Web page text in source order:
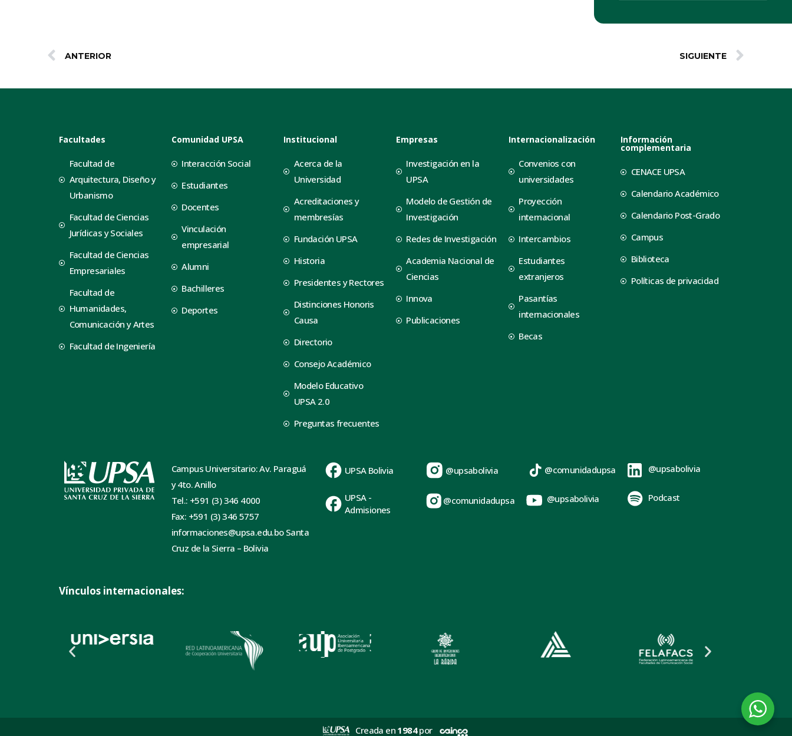
ANTERIOR SIGUIENTE
Facultades
Facultad de
Arquitectura, Diseño y
Urbanismo
Facultad de Ciencias
Jurídicas y Sociales
Facultad de Ciencias
Empresariales
Facultad de
Humanidades,
Comunicación y Artes
Facultad de Ingeniería
Comunidad UPSA
Interacción Social
Estudiantes
Docentes
Vinculación
empresarial
Alumni
Bachilleres
Deportes
Institucional
Acerca de la
Universidad
Acreditaciones y
membresías
Fundación UPSA
Historia
Presidentes y Rectores
Distinciones Honoris
Causa
Directorio
Consejo Académico
Modelo Educativo
UPSA 2.0
Preguntas frecuentes
Empresas
Investigación en la
UPSA
Modelo de Gestión de
Investigación
Redes de Investigación
Academia Nacional de
Ciencias
Innova
Publicaciones
Internacionalización
Convenios con
universidades
Proyección
internacional
Intercambios
Estudiantes
extranjeros
Pasantías
internacionales
Becas
Información
complementaria
CENACE UPSA
Calendario Académico
Calendario Post-Grado
Campus
Biblioteca
Políticas de privacidad
Campus Universitario: Av. Paraguá
y 4to. Anillo
Tel.: +591 (3) 346 4000
Fax: +591 (3) 346 5757
informaciones@upsa.edu.bo Santa
Cruz de la Sierra – Bolivia
UPSA Bolivia
UPSA -
Admisiones
@upsabolivia
@comunidadupsa
@comunidadupsa
@upsabolivia
@upsabolivia
Podcast
Vínculos internacionales:
Creada en 1984por